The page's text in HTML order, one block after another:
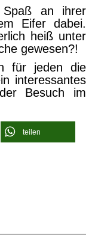
Spaß an ihrer
Eifer dabei.
heiß unter
gewesen?!
für jeden die
inter­es­san­tes
Besuch im
tei­len